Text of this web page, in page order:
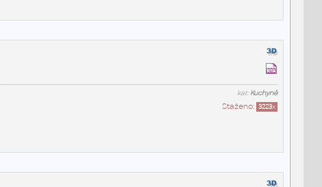
kat:Kuchyně
Staženo: 3223x